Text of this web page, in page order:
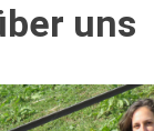
uns